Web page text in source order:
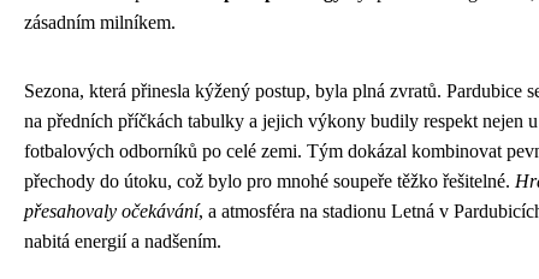
zásadním milníkem.
Sezona, která přinesla kýžený postup, byla plná zvratů. Pardubice
na předních příčkách tabulky a jejich výkony budily respekt nejen
fotbalových odborníků po celé zemi. Tým dokázal kombinovat
přechody do útoku, což bylo pro mnohé soupeře těžko řešitelné.
přesahovaly očekávání, a atmosféra na stadionu Letná v
nabitá energií a nadšením.